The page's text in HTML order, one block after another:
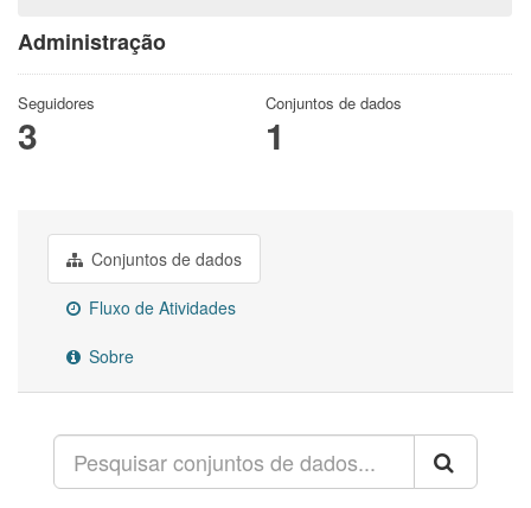
Administração
Seguidores
3
Conjuntos de dados
1
Conjuntos de dados
Fluxo de Atividades
Sobre